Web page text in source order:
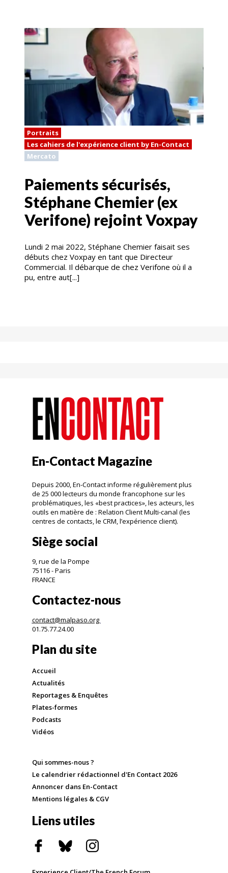
Portraits
Les cahiers de l'expérience client by En-Contact
Mercato
Paiements sécurisés,
Stéphane Chemier (ex
Verifone) rejoint Voxpay
Lundi 2 mai 2022, Stéphane Chemier faisait ses
débuts chez Voxpay en tant que Directeur
Commercial. Il débarque de chez Verifone où il a
pu, entre aut[...]
En-Contact Magazine
Depuis 2000, En-Contact informe régulièrement plus
de 25 000 lecteurs du monde francophone sur les
problématiques, les «best practices», les acteurs, les
outils en matière de : Relation Client Multi-canal (les
centres de contacts, le CRM, l’expérience client).
Siège social
9, rue de la Pompe
75116 - Paris
FRANCE
Contactez-nous
contact@malpaso.org
01.75.77.24.00
Plan du site
Accueil
Actualités
Reportages & Enquêtes
Plates-formes
Podcasts
Vidéos
Qui sommes-nous ?
Le calendrier rédactionnel d'En Contact 2026
Annoncer dans En-Contact
Mentions légales & CGV
Liens utiles